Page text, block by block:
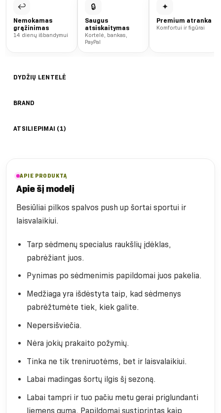
↩
Nemokamas
grąžinimas
14 dienų išbandymui
🔒
Saugus
atsiskaitymas
Kortelė, bankas,
PayPal
✦
Premium atranka
Komfortui ir figūrai
DYDŽIŲ LENTELĖ
BRAND
ATSILIEPIMAI (1)
APIE PRODUKTĄ
Apie šį modelį
Besiūliai pilkos spalvos push up šortai sportui ir
laisvalaikiui.
Tarp sėdmenų specialus raukšlių įdėklas,
pabrėžiant juos.
Pynimas po sėdmenimis papildomai juos pakelia.
Medžiaga yra išdėstyta taip, kad sėdmenys
pabrėžtumėte tiek, kiek galite.
Nepersišviečia.
Nėra jokių prakaito požymių.
Tinka ne tik treniruotėms, bet ir laisvalaikiui.
Labai madingas šortų ilgis šį sezoną.
Labai tampri ir tuo pačiu metu gerai priglundanti
liemens guma. Papildomai sustiprintas kaip